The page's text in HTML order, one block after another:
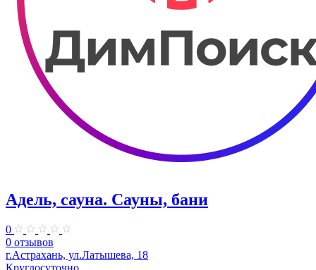
Адель, сауна. Сауны, бани
0
0 отзывов
г.Астрахань, ул.Латышева, 18